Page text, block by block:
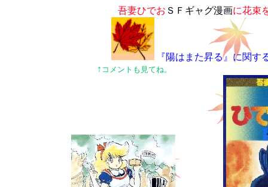
吾妻ひでお ＳＦギャグ漫画に花束
『陽はまた昇る』に関す
↑ コメントも見てね。